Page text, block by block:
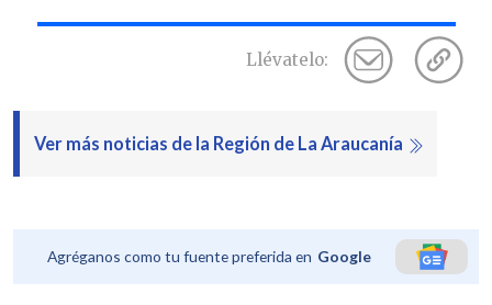
Llévatelo:
Ver más noticias de la Región de La Araucanía
Agréganos como tu fuente preferida en Google